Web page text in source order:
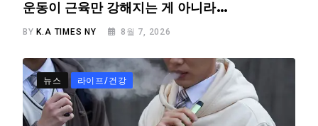
운동이 근육만 강해지는 게 아니라…
BY K.A TIMES NY 8월 7, 2026
뉴스 라이프/건강